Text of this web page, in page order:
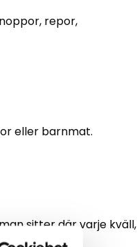
repor,
eller barnmat.
sitter där varje kväll,